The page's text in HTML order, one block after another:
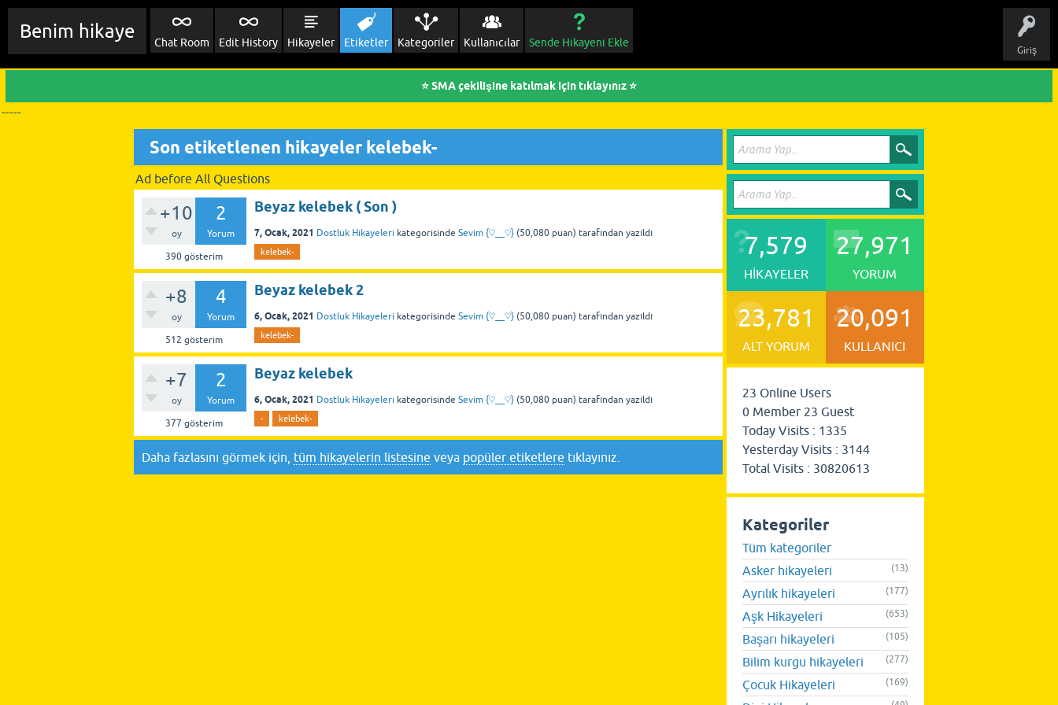
Giriş
Benim hikaye
Chat Room Edit History Hikayeler Etiketler Kategoriler Kullanıcılar Sende Hikayeni Ekle
⭐ SMA çekilişine katılmak için tıklayınız ⭐
-----
Son etiketlenen hikayeler kelebek-
Ad before All Questions
+10
oy
2
Yorum
390 gösterim
Beyaz kelebek ( Son )
7, Ocak, 2021 Dostluk Hikayeleri kategorisinde Sevim {♡__♡} (50,080 puan) tarafından yazıldı
kelebek-
+8
oy
4
Yorum
512 gösterim
Beyaz kelebek 2
6, Ocak, 2021 Dostluk Hikayeleri kategorisinde Sevim {♡__♡} (50,080 puan) tarafından yazıldı
kelebek-
+7
oy
2
Yorum
377 gösterim
Beyaz kelebek
6, Ocak, 2021 Dostluk Hikayeleri kategorisinde Sevim {♡__♡} (50,080 puan) tarafından yazıldı
- kelebek-
Daha fazlasını görmek için, tüm hikayelerin listesine veya popüler etiketlere tıklayınız.
7,579
HIKAYELER
27,971
YORUM
23,781
ALT YORUM
20,091
KULLANICI
23 Online Users
0 Member 23 Guest
Today Visits : 1335
Yesterday Visits : 3144
Total Visits : 30820613
Kategoriler
Tüm kategoriler
Asker hikayeleri
(13)
Ayrılık hikayeleri (177)
Aşk Hikayeleri (653)
Başarı hikayeleri (105)
Bilim kurgu hikayeleri (277)
Çocuk Hikayeleri (169)